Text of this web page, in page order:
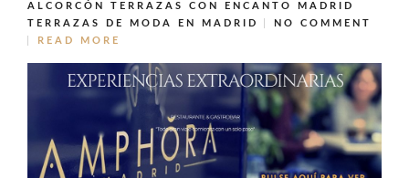
ALCORCÓN
TERRAZAS CON ENCANTO MADRID
TERRAZAS DE MODA EN MADRID
NO COMMENT
READ MORE